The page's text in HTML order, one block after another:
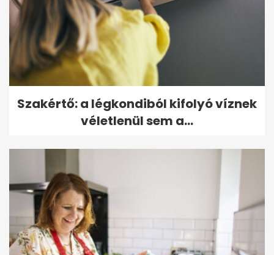
Szakértő: a légkondiból kifolyó víznek
véletlenül sem a...